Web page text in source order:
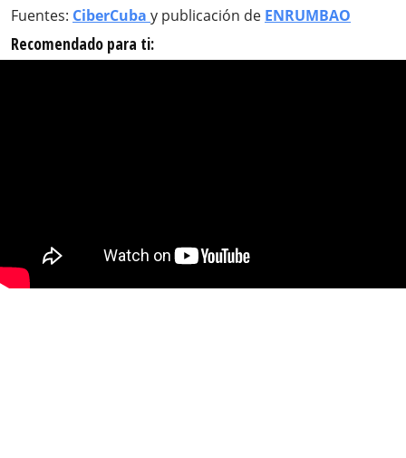
Fuentes: CiberCuba y publicación de ENRUMBAO
Recomendado para ti: